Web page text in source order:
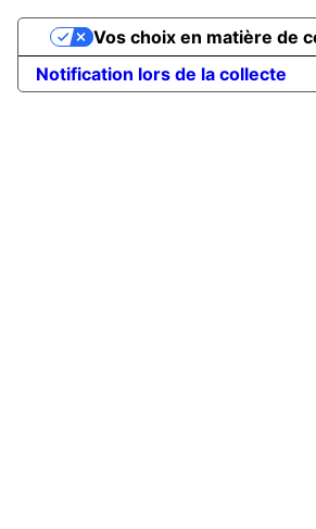
Notification lors de la collecte
Vos choix en matière de